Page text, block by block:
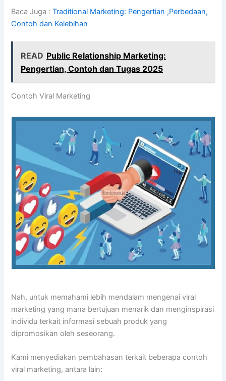
Baca Juga :Traditional Marketing: Pengertian ,Perbedaan,
Contoh dan Kelebihan
READ Public Relationship Marketing:
Pengertian, Contoh dan Tugas 2025
Contoh Viral Marketing
Nah, untuk memahami lebih mendalam mengenai viral
marketing yang mana bertujuan menarik dan menginspirasi
individu terkait informasi sebuah produk yang
dipromosikan oleh seseorang.
Kami menyediakan pembahasan terkait beberapa contoh
viral marketing, antara lain: